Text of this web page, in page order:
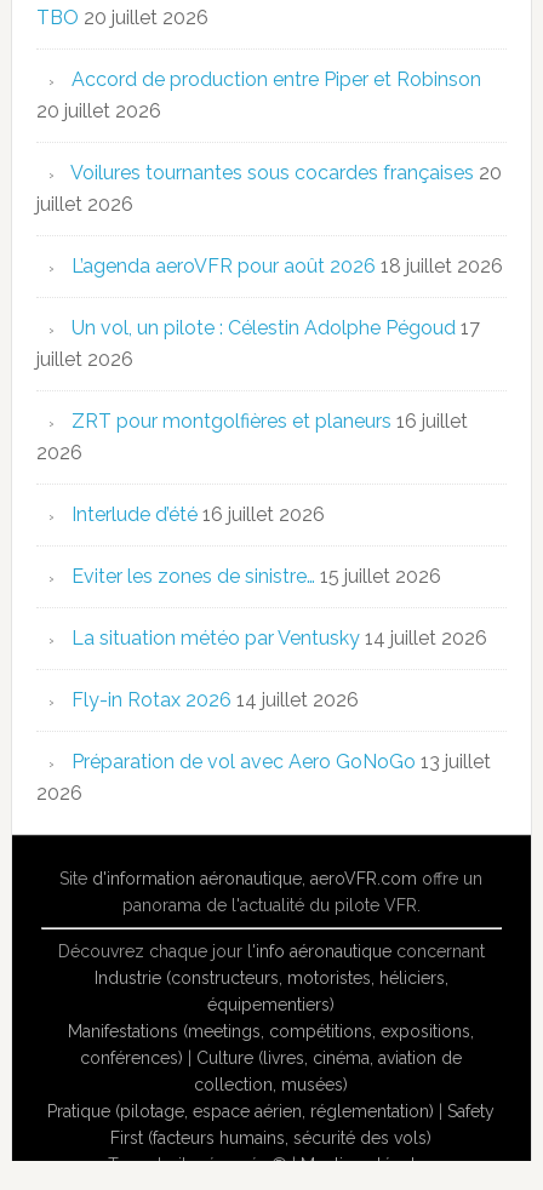
TBO 20 juillet 2026
Accord de production entre Piper et Robinson
20 juillet 2026
Voilures tournantes sous cocardes françaises 20
juillet 2026
L’agenda aeroVFR pour août 2026 18 juillet 2026
Un vol, un pilote : Célestin Adolphe Pégoud 17
juillet 2026
ZRT pour montgolfières et planeurs 16 juillet
2026
Interlude d’été 16 juillet 2026
Eviter les zones de sinistre… 15 juillet 2026
La situation météo par Ventusky 14 juillet 2026
Fly-in Rotax 2026 14 juillet 2026
Préparation de vol avec Aero GoNoGo 13 juillet
2026
Site d'information aéronautique ,aeroVFR.com offre un
panorama de l'actualité du pilote VFR.
Découvrez chaque jour l'info aéronautiqueconcernant
Industrie (constructeurs, motoristes, héliciers,
équipementiers)
Manifestations (meetings, compétitions, expositions,
conférences)
Culture (livres, cinéma, aviation de
collection, musées)
Pratique (pilotage, espace aérien, réglementation) |Safety
First (facteurs humains, sécurité des vols)
Tous droits réservés ® |Mentions légales